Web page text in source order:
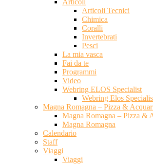
Articoli
Articoli Tecnici
Chimica
Coralli
Invertebrati
Pesci
La mia vasca
Fai da te
Programmi
Video
Webring ELOS Specialist
Webring Elos
Magna Romagna – Pizza &
Magna Romagna – Pizza &
Magna Romagna
Calendario
Staff
Viaggi
Viaggi